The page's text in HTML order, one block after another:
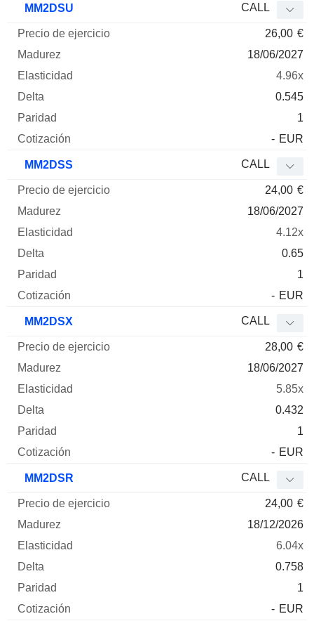
MM2DSU CALL
26,00 €
18/06/2027
4.96x
0.545
1
- EUR
MM2DSS CALL
24,00 €
18/06/2027
4.12x
0.65
1
- EUR
MM2DSX CALL
28,00 €
18/06/2027
5.85x
0.432
1
- EUR
MM2DSR CALL
24,00 €
18/12/2026
6.04x
0.758
1
- EUR